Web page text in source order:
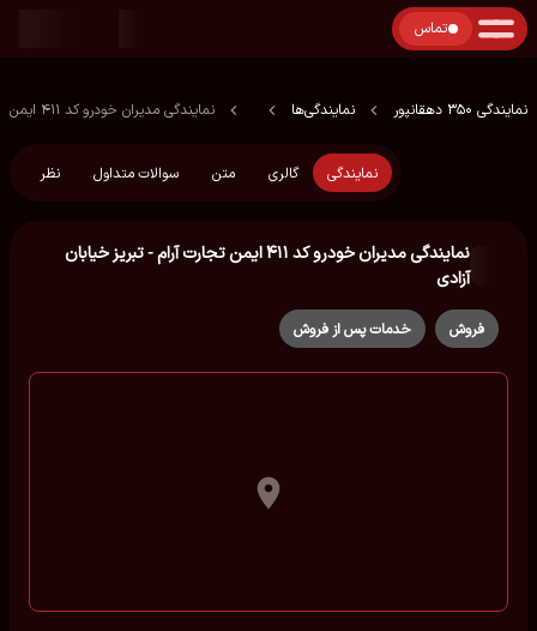
تماس
نمایندگی 350 دهقانپور نمایندگی‌ها نمایندگی مدیران خودرو کد ۴۱۱ ایمن تجارت آرام - تبریز خیابان آزادی
نمایندگی گالری متن سوالات متداول نظر
نمایندگی مدیران خودرو کد ۴۱۱ ایمن تجارت آرام - تبریز خیابان
آزادی
فروش خدمات پس از فروش